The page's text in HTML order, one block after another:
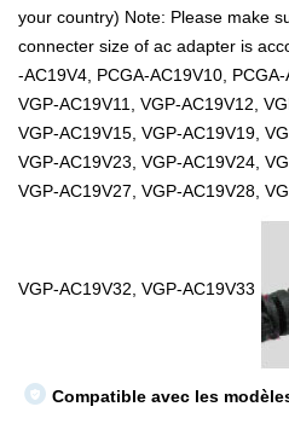
your country) Note: Please make
connecter size of ac adapter is
-AC19V4, PCGA-AC19V10,
VGP-AC19V11, VGP-AC19V12,
VGP-AC19V15, VGP-AC19V19,
VGP-AC19V23, VGP-AC19V24,
VGP-AC19V27, VGP-AC19V28,
VGP-AC19V32, VGP-AC19V33
Compatible avec les